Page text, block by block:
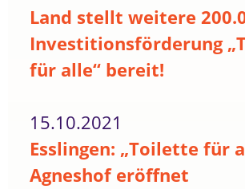
Land stellt weitere
Investitionsförderung
für alle“ bereit!
15.10.2021
Esslingen: „Toilette für
Agneshof eröffnet